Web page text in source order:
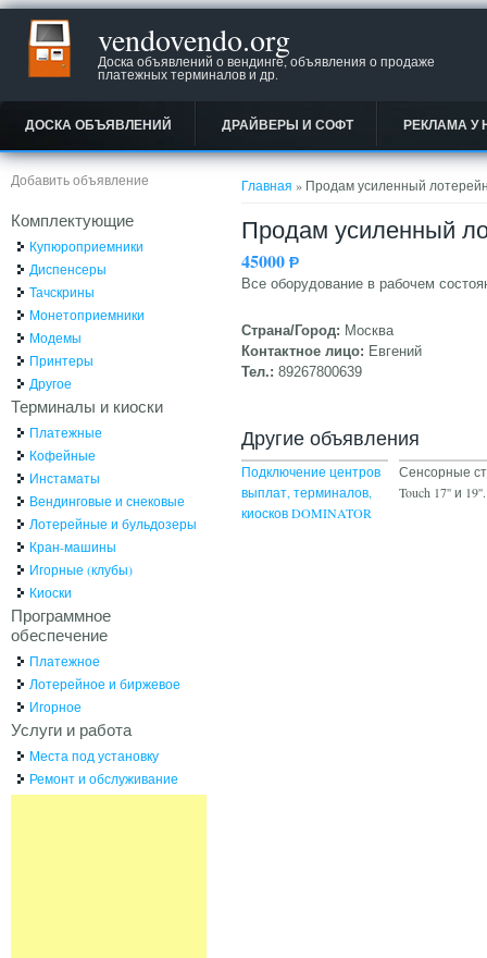
vendovendo.org
Доска объявлений о вендинге, объявления о продаже
платежных терминалов и др.
ДОСКА ОБЪЯВЛЕНИЙ ДРАЙВЕРЫ И СОФТ РЕКЛАМА У
Вы здесь
Главная » Продам усиленный
Продам усиленный
45000Ᵽ
Все оборудование в рабочем
Страна/Город: Москва
Контактное лицо: Евгений
Тел.: 89267800639
Другие объявления
Подключение центров
выплат, терминалов,
киосков DOMINATOR
Сенсорные
Touch 17'' и 19''.
Добавить объявление
Комплектующие
Купюроприемники
Диспенсеры
Тачскрины
Монетоприемники
Модемы
Принтеры
Другое
Терминалы и киоски
Платежные
Кофейные
Инстаматы
Вендинговые и снековые
Лотерейные и бульдозеры
Кран-машины
Игорные (клубы)
Киоски
Программное
обеспечение
Платежное
Лотерейное и биржевое
Игорное
Услуги и работа
Места под установку
Ремонт и обслуживание